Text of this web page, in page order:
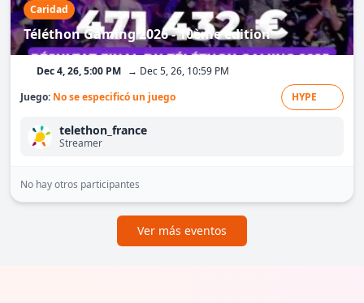
Caridad
Téléthon Gaming 2026 - 10ème édition
Dec 4, 26, 5:00 PM → Dec 5, 26, 10:59 PM
Juego: No se especificó un juego HYPE
telethon_france
Streamer
No hay otros participantes
Ver más eventos